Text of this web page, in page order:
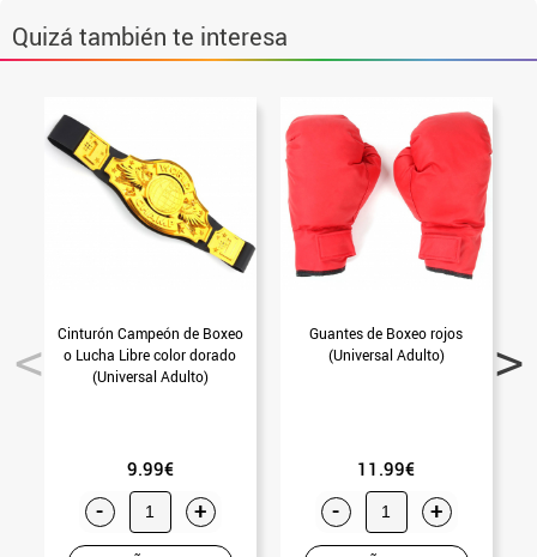
Quizá también te interesa
Cinturón Campeón de Boxeo
o Lucha Libre color dorado
(Universal Adulto)
9.99€
- +
Guantes de Boxeo rojos
(Universal Adulto)
11.99€
- +